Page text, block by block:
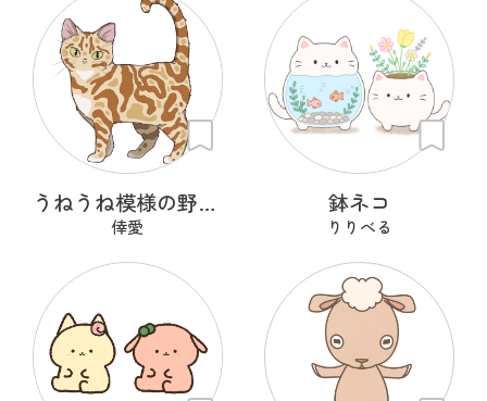
うねうね模様の野良猫
倖愛
鉢ネコ
りりべる